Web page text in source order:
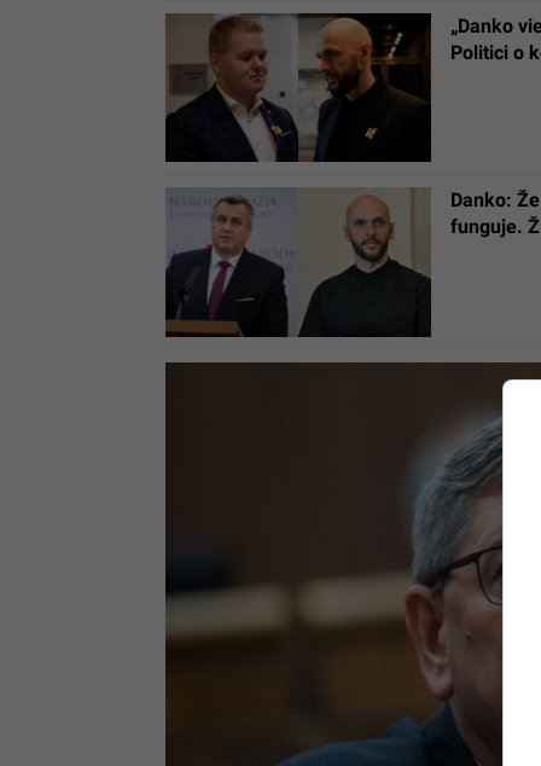
„Danko
Politici o
Danko:
funguje.